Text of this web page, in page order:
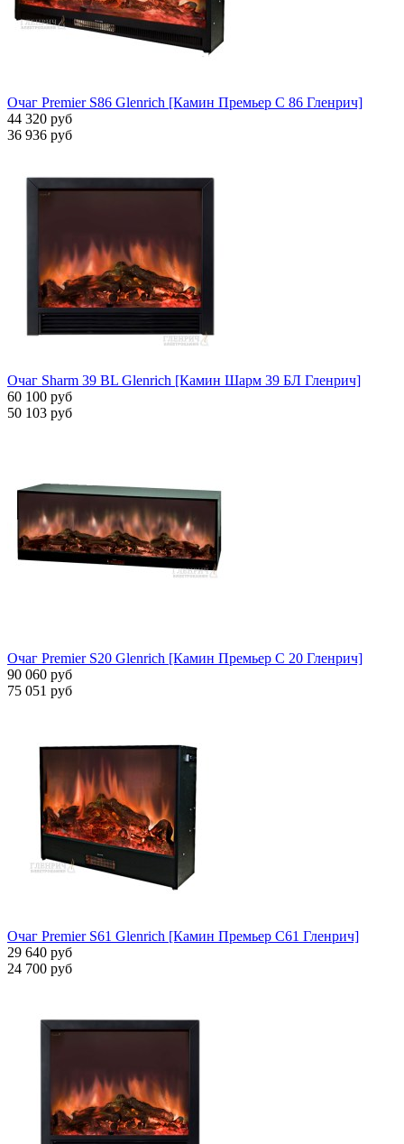
Очаг Premier S86 Glenrich [Камин Премьер С 86 Гленрич]
44 320 руб
36 936 руб
Очаг Sharm 39 BL Glenrich [Камин Шарм 39 БЛ Гленрич]
60 100 руб
50 103 руб
Очаг Premier S20 Glenrich [Камин Премьер С 20 Гленрич]
90 060 руб
75 051 руб
Очаг Premier S61 Glenrich [Камин Премьер С61 Гленрич]
29 640 руб
24 700 руб